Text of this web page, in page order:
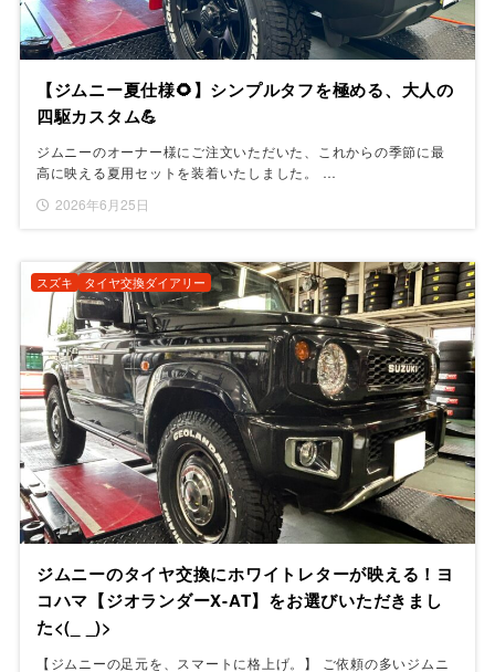
【ジムニー夏仕様🌻】シンプルタフを極める、大人の
四駆カスタム💪
ジムニーのオーナー様にご注文いただいた、これからの季節に最
高に映える夏用セットを装着いたしました。 …
2026年6月25日
ジムニーのタイヤ交換にホワイトレターが映える！ヨ
コハマ【ジオランダーX-AT】をお選びいただきまし
た<(_ _)>
【ジムニーの足元を、スマートに格上げ。】 ご依頼の多いジムニ
スズキ タイヤ交換ダイアリー